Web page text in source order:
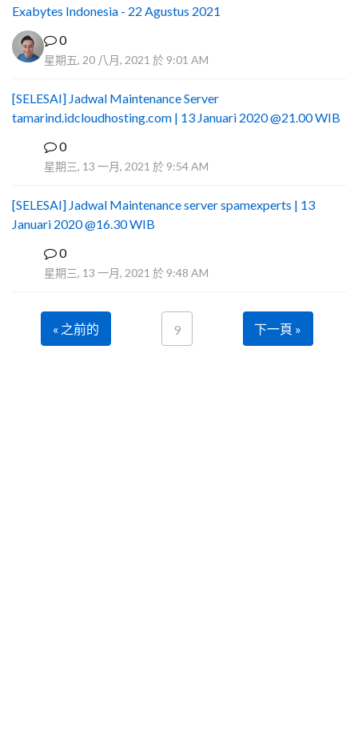
Exabytes Indonesia - 22 Agustus 2021
0
星期五, 20 八月, 2021 於 9:01 AM
[SELESAI] Jadwal Maintenance Server
tamarind.idcloudhosting.com | 13 Januari 2020 @21.00 WIB
0
星期三, 13 一月, 2021 於 9:54 AM
[SELESAI] Jadwal Maintenance server spamexperts | 13
Januari 2020 @16.30 WIB
0
星期三, 13 一月, 2021 於 9:48 AM
« 之前的 9 下一頁 »